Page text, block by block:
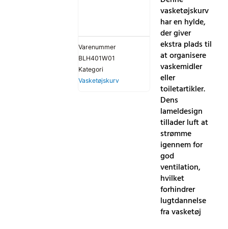
Varenummer
BLH401W01
Kategori
Vasketøjskurv
vasketøjskurv
har en hylde,
der giver
ekstra plads til
at organisere
vaskemidler
eller
toiletartikler.
Dens
lameldesign
tillader luft at
strømme
igennem for
god
ventilation,
hvilket
forhindrer
lugtdannelse
fra vasketøj